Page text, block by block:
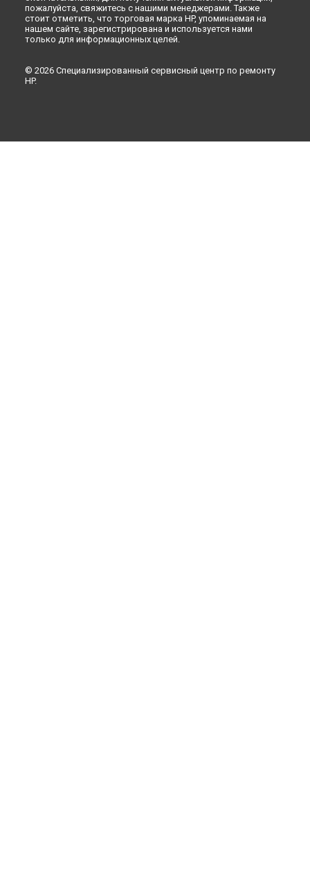
пожалуйста, свяжитесь с нашими менеджерами. Также
стоит отметить, что торговая марка HP, упоминаемая на
нашем сайте, зарегистрирована и используется нами
только для информационных целей.
© 2026 Специализированный сервисный центр по ремонту
HP.